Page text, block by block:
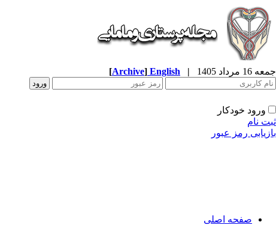
جمعه 16 مرداد 1405 |
English
[Archive]
ورود خودکار
ثبت نام
بازیابی رمز عبور
صفحه اصلی